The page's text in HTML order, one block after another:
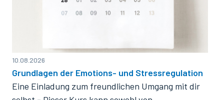
10.08.2026
Grundlagen der Emotions- und Stressregulation
Eine Einladung zum freundlichen Umgang mit dir